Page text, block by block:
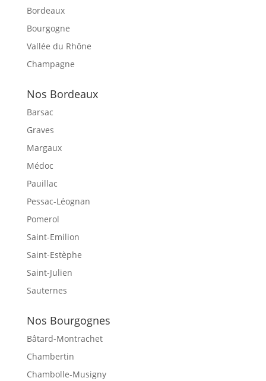
Bordeaux
Bourgogne
Vallée du Rhône
Champagne
Nos Bordeaux
Barsac
Graves
Margaux
Médoc
Pauillac
Pessac-Léognan
Pomerol
Saint-Emilion
Saint-Estèphe
Saint-Julien
Sauternes
Nos Bourgognes
Bâtard-Montrachet
Chambertin
Chambolle-Musigny